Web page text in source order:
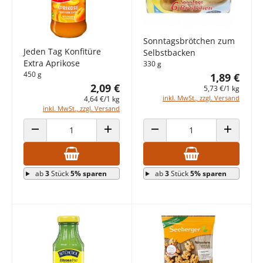
Jeden Tag Konfitüre
Extra Aprikose
450 g
2,09 €
4,64 €/1 kg
inkl. MwSt., zzgl. Versand
ANZAHL VERRINGERN ANZAHL ERHÖHEN
ab3Stück5% sparen
Sonntagsbrötchen zum
Selbstbacken
330 g
1,89 €
5,73 €/1 kg
inkl. MwSt., zzgl. Versand
ANZAHL VERRINGERN ANZAHL
ab3Stück5% sparen